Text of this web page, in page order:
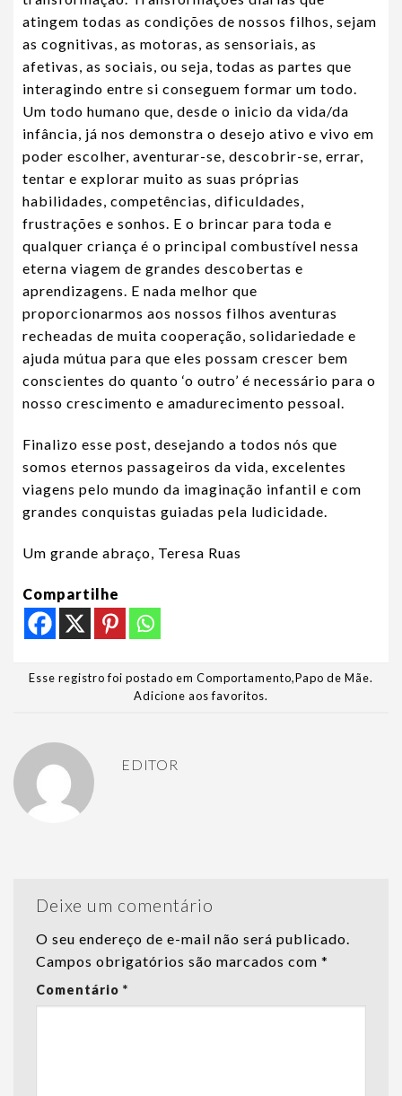
atingem todas as condições de nossos filhos, sejam
as cognitivas, as motoras, as sensoriais, as
afetivas, as sociais, ou seja, todas as partes que
interagindo entre si conseguem formar um todo.
Um todo humano que, desde o inicio da vida/da
infância, já nos demonstra o desejo ativo e vivo em
poder escolher, aventurar-se, descobrir-se, errar,
tentar e explorar muito as suas próprias
habilidades, competências, dificuldades,
frustrações e sonhos. E o brincar para toda e
qualquer criança é o principal combustível nessa
eterna viagem de grandes descobertas e
aprendizagens. E nada melhor que
proporcionarmos aos nossos filhos aventuras
recheadas de muita cooperação, solidariedade e
ajuda mútua para que eles possam crescer bem
conscientes do quanto ‘o outro’ é necessário para o
nosso crescimento e amadurecimento pessoal.
Finalizo esse post, desejando a todos nós que
somos eternos passageiros da vida, excelentes
viagens pelo mundo da imaginação infantil e com
grandes conquistas guiadas pela ludicidade.
Um grande abraço, Teresa Ruas
Compartilhe
Esse registro foi postado em Comportamento,Papo de Mãe.
Adicione aos favoritos.
EDITOR
Deixe um comentário
O seu endereço de e-mail não será publicado.
Campos obrigatórios são marcados com *
Comentário *